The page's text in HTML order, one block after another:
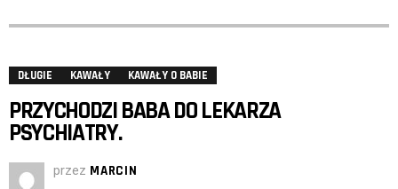
DŁUGIE KAWAŁY KAWAŁY O BABIE
PRZYCHODZI BABA DO LEKARZA
PSYCHIATRY.
przez MARCIN